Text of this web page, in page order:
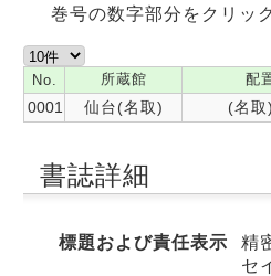
巻号の数字部分をクリッ
No. 所蔵館 配
0001 仙台(名取) (名
書誌詳細
標題および責任表示
精
セ